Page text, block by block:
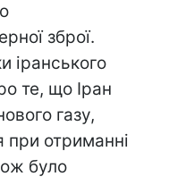
зброї.
іранського
те, що Іран
газу,
при отриманні
було